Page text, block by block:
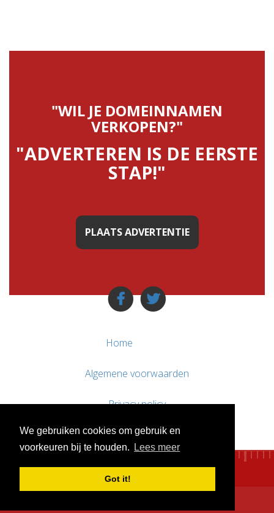
We gebruiken cookies om gebruik en
voorkeuren bij te houden.
Lees meer
Got it!
"WIL JE DOMEINNAMEN
VERKOPEN?"
"ADVERTEREN IS DE EERSTE
STAP!"
PLAATS ADVERTENTIE
Home
Algemene voorwaarden
Privacy policy
Contact / Support